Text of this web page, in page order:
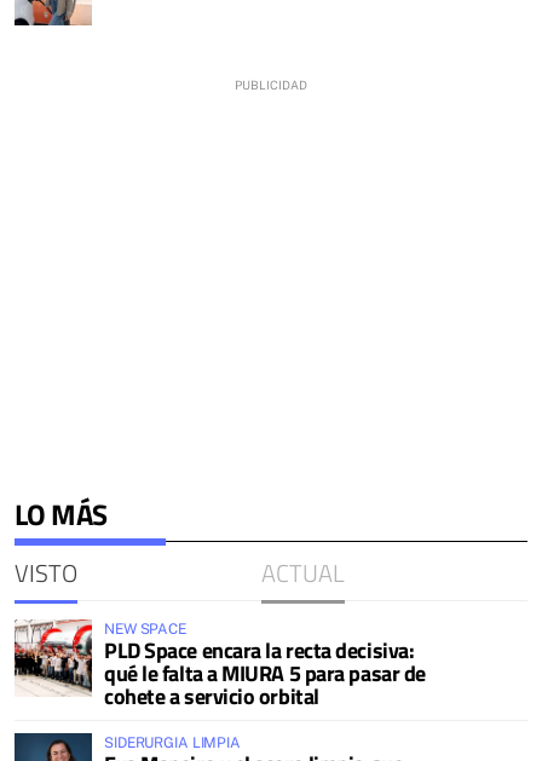
LO MÁS
VISTO ACTUAL
NEW SPACE
PLD Space encara la recta decisiva:
qué le falta a MIURA 5 para pasar de
cohete a servicio orbital
SIDERURGIA LIMPIA